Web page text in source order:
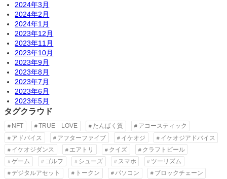
2024年3月
2024年2月
2024年1月
2023年12月
2023年11月
2023年10月
2023年9月
2023年8月
2023年7月
2023年6月
2023年5月
タグクラウド
NFT TRUE LOVE たんぱく質
アコースティック
アドバイス
アフターファイブ イケオジ
イケオジアドバイス
イケオジダンス
エアトリ クイズ
クラフトビール
ゲーム
ゴルフ シューズ スマホ
ツーリズム
デジタルアセット
トークン パソコン
ブロックチェーン